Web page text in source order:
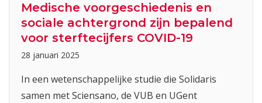
Medische voorgeschiedenis en
sociale achtergrond zijn bepalend
voor sterftecijfers COVID-19
28 januari 2025
In een wetenschappelijke studie die Solidaris
samen met Sciensano, de VUB en UGent